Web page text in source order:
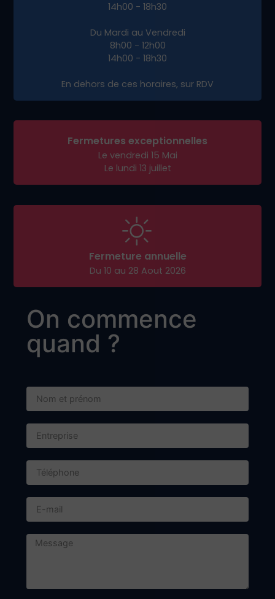
14h00 - 18h30
Du Mardi au Vendredi
8h00 - 12h00
14h00 - 18h30
En dehors de ces horaires, sur RDV
Fermetures exceptionnelles
Le vendredi 15 Mai
Le lundi 13 juillet
Fermeture annuelle
Du 10 au 28 Aout 2026
On commence
quand ?